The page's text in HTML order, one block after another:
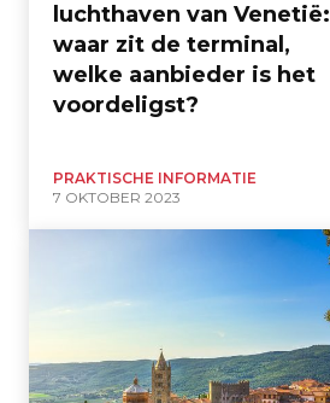
luchthaven van Venetië:
waar zit de terminal,
welke aanbieder is het
voordeligst?
PRAKTISCHE INFORMATIE
7 OKTOBER 2023